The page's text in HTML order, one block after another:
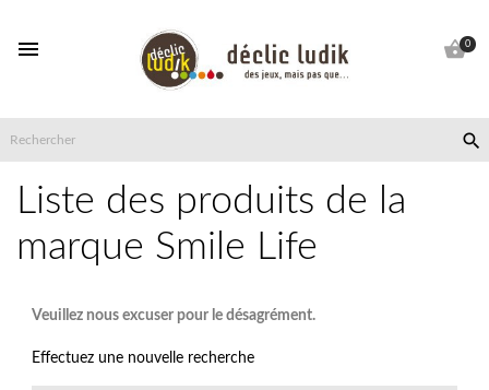
 0

Liste des produits de la
marque Smile Life
Veuillez nous excuser pour le désagrément.
Effectuez une nouvelle recherche